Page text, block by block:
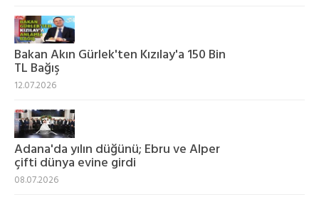
Bakan Akın Gürlek'ten Kızılay'a 150 Bin
TL Bağış
12.07.2026
Adana'da yılın düğünü; Ebru ve Alper
çifti dünya evine girdi
08.07.2026